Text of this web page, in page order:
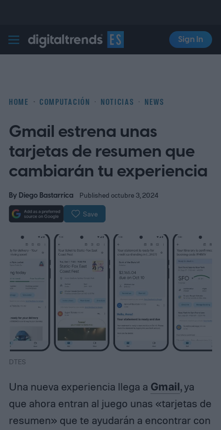
Digital Trends Español
Sign In
HOME COMPUTACIÓN NOTICIAS NEWS
Gmail estrena unas
tarjetas de resumen que
cambiarán tu experiencia
By Diego Bastarrica Published octubre 3, 2024
Save
DTES
Una nueva experiencia llega a Gmail, ya
que ahora entran al juego unas «tarjetas de
resumen» que te ayudarán a encontrar con